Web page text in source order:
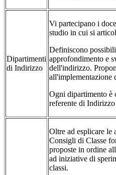
Dipartimenti
di Indirizzo
Vi partecipano i
studio in cui si
Definiscono
approfondimento e
dell'indirizzo.
all'implementazione
Ogni dipartimento è
referente di Indirizzo
Oltre ad esplicare le
Consigli di Classe
proposte in ordine
ad iniziative di
classi.